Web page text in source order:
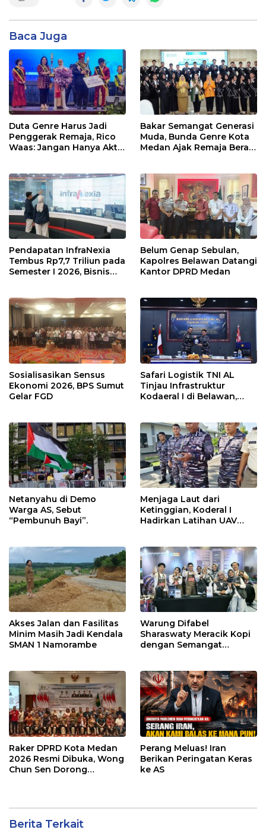
Baca Juga
Duta Genre Harus Jadi
Penggerak Remaja, Rico
Waas: Jangan Hanya Aktif
Bakar Semangat Generasi
Muda, Bunda Genre Kota
Medan Ajak Remaja Berani
Pendapatan InfraNexia
Tembus Rp7,7 Triliun pada
Semester I 2026, Bisnis
Belum Genap Sebulan,
Kapolres Belawan Datangi
Kantor DPRD Medan
Sosialisasikan Sensus
Ekonomi 2026, BPS Sumut
Gelar FGD
Safari Logistik TNI AL
Tinjau Infrastruktur
Kodaeral I di Belawan,
Netanyahu di Demo
Warga AS, Sebut
“Pembunuh Bayi”.
Menjaga Laut dari
Ketinggian, Koderal I
Hadirkan Latihan UAV
Akses Jalan dan Fasilitas
Minim Masih Jadi Kendala
SMAN 1 Namorambe
Warung Difabel
Sharaswaty Meracik Kopi
dengan Semangat
Raker DPRD Kota Medan
2026 Resmi Dibuka, Wong
Chun Sen Dorong
Perang Meluas! Iran
Berikan Peringatan Keras
ke AS
Berita Terkait